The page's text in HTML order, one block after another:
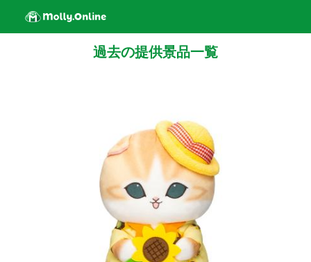
過去の提供景品一覧